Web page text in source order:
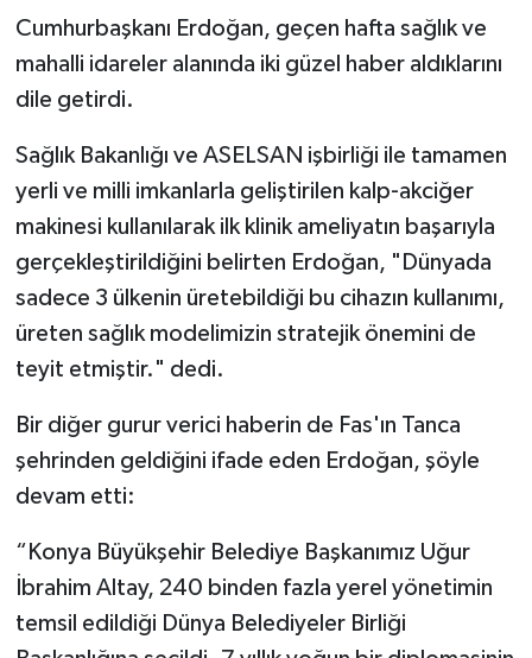
Cumhurbaşkanı Erdoğan, geçen hafta sağlık ve
mahalli idareler alanında iki güzel haber aldıklarını
dile getirdi.
Sağlık Bakanlığı ve ASELSAN işbirliği ile tamamen
yerli ve milli imkanlarla geliştirilen kalp-akciğer
makinesi kullanılarak ilk klinik ameliyatın başarıyla
gerçekleştirildiğini belirten Erdoğan, "Dünyada
sadece 3 ülkenin üretebildiği bu cihazın kullanımı,
üreten sağlık modelimizin stratejik önemini de
teyit etmiştir." dedi.
Bir diğer gurur verici haberin de Fas'ın Tanca
şehrinden geldiğini ifade eden Erdoğan, şöyle
devam etti:
“Konya Büyükşehir Belediye Başkanımız Uğur
İbrahim Altay, 240 binden fazla yerel yönetimin
temsil edildiği Dünya Belediyeler Birliği